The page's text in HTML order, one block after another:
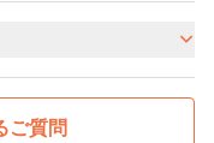
ご質問